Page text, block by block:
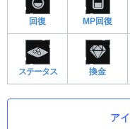
回復 MP回復
ステータス 換金
ア